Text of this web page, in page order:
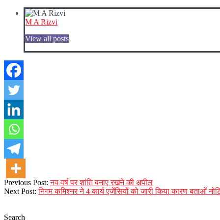
M A Rizvi
View all posts
2023-
12-
Previous Post:नव वर्ष पर शांति बनाए रखने की अपील
Next Post:निगम कमिश्नर ने 4 कार्य एजेंसियों को जारी किया कारण बताओं
Search